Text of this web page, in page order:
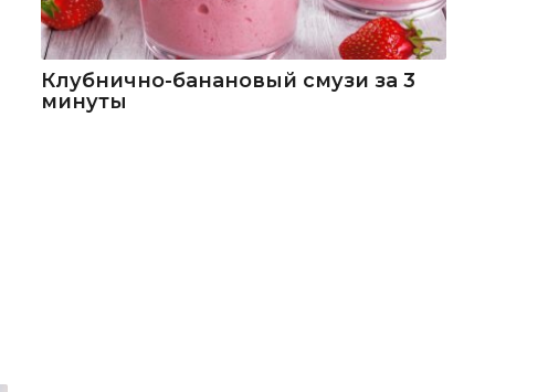
Клубнично-банановый смузи за 3
минуты